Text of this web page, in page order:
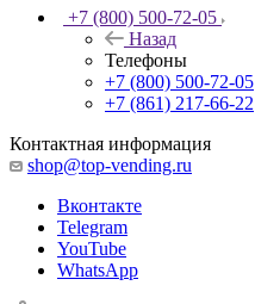
+7 (800) 500-72-05
Назад
Телефоны
+7 (800) 500-72-05
+7 (861) 217-66-22
Контактная информация
shop@top-vending.ru
Вконтакте
Telegram
YouTube
WhatsApp